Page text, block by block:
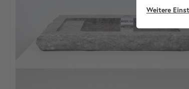
Weitere